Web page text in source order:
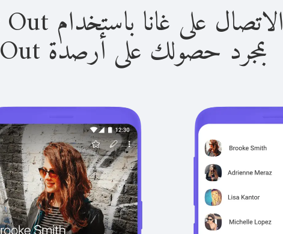
الاتصال على غانا باستخدام Viber Out سهل للغاية.
بمجرد حصولك على أرصدة Viber Out، يمكنك: